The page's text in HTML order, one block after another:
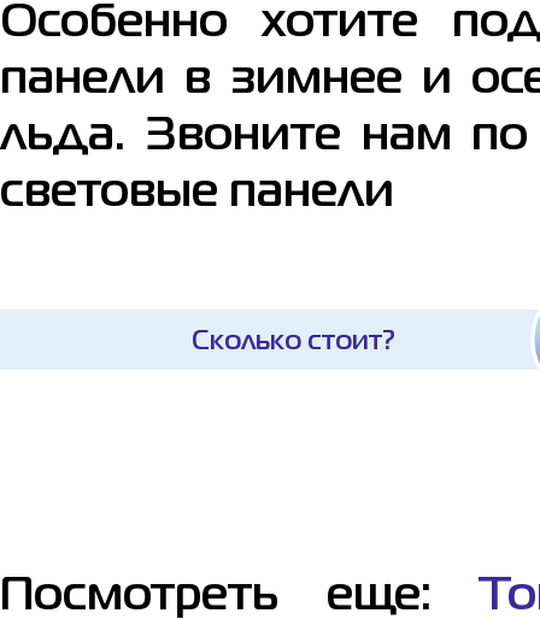
Особенно хотите
панели в зимнее и
льда. Звоните нам по
световые панели
Сколько стоит?
Посмотреть еще: